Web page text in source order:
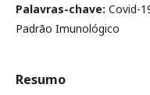
Palavras-chave: Covid-
Padrão Imunológico
Resumo